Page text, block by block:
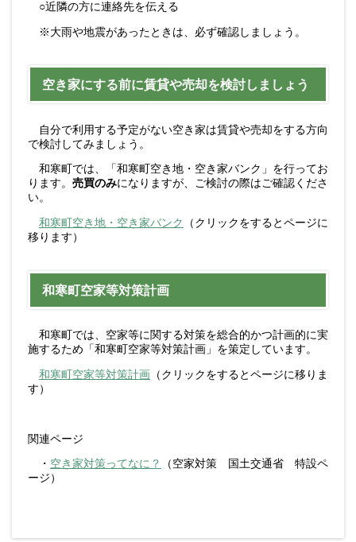
○近隣の方に連絡先を伝える
※大雨や地震があったときは、必ず確認しましょう。
空き家にする前に賃貸や売却を検討しましょう
自分で利用する予定がない空き家は賃貸や売却をする方向
で検討してみましょう。
和寒町では、「和寒町空き地・空き家バンク」を行ってお
ります。 売買のみになりますが、ご検討の際はご確認くださ
い。
和寒町空き地・空き家バンク
（クリックをするとページに
移ります）
和寒町空家等対策計画
和寒町では、空家等に関する対策を総合的かつ計画的に実
施するため「和寒町空家等対策計画」を策定しています。
和寒町空家等対策計画 （クリックをするとページに移りま
す）
関連ページ
・ 空き家対策ってなに？
（空家対策 国土交通省 特設ペ
ージ）